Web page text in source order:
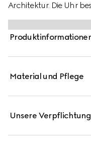
Architektur. Die Uhr
Gehäuse und ein
Monogramm-Details
machen das Design
Material und Pflege
Unsere Verpflichtung